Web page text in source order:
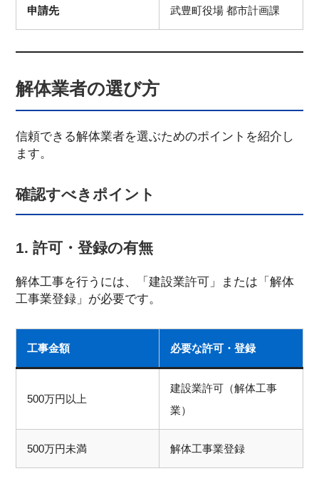
申請先 武豊町役場 都市計画課
解体業者の選び方
信頼できる解体業者を選ぶためのポイントを紹介し
ます。
確認すべきポイント
1. 許可・登録の有無
解体工事を行うには、「建設業許可」または「解体
工事業登録」が必要です。
工事金額 必要な許可・登録
500万円以上
建設業許可（解体工事
業）
500万円未満 解体工事業登録